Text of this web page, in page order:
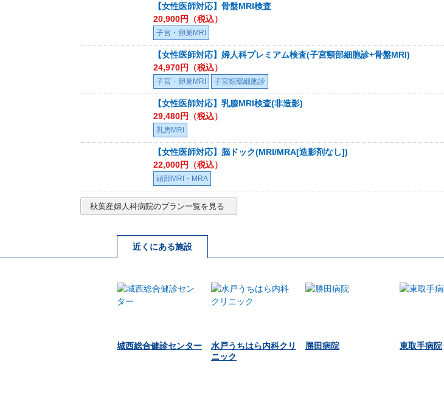
【女性医師対応】骨盤MRI検査
20,900円（税込）
子宮・卵巣MRI
【女性医師対応】婦人科プレミアム検査(子宮頸部細胞診+骨盤MRI)
24,970円（税込）
子宮・卵巣MRI 子宮頸部細胞診
【女性医師対応】乳腺MRI検査(非造影)
29,480円（税込）
乳房MRI
【女性医師対応】脳ドック(MRI/MRA[造影剤なし])
22,000円（税込）
頭部MRI・MRA
秋葉産婦人科病院のプラン一覧を見る
近くにある施設
城西総合健診センター
水戸うちはら内科クリ
ニック
勝田病院 東取手病院